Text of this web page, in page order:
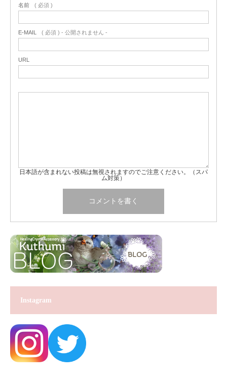
名前 ( 必須 )
E-MAIL ( 必須 ) - 公開されません -
URL
日本語が含まれない投稿は無視されますのでご注意ください。（スパ
ム対策）
Instagram